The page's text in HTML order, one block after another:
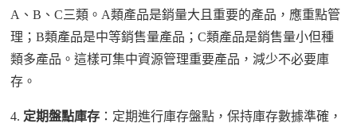
A 、B 、C三類。 A類產品是銷量大且重要的產品，應重點管
理；B類產品是中等銷售量產品；C類產品是銷售量小但種
類多產品。這樣可集中資源管理重要產品，減少不必要庫
存。
4. 定期盤點庫存 ：定期進行庫存盤點，保持庫存數據準確，